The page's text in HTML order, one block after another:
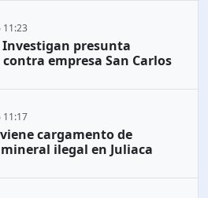
11:23
Investigan presunta
empresa San Carlos
11:17
cargamento de
ilegal en Juliaca